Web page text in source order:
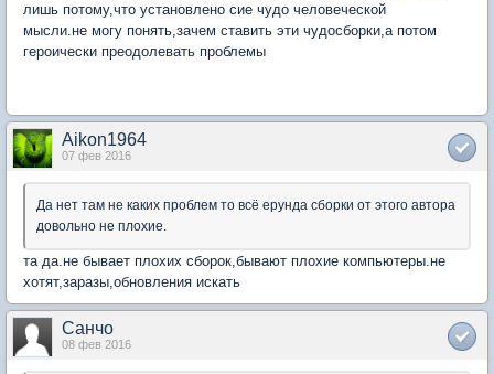
лишь потому,что установлено сие чудо человеческой
мысли.не могу понять,зачем ставить эти чудосборки,а потом
героически преодолевать проблемы
Aikon1964
07 фев 2016
Да нет там не каких проблем то всё ерунда сборки от этого автора
довольно не плохие.
та да.не бывает плохих сборок,бывают плохие компьютеры.не
хотят,заразы,обновления искать
Санчо
08 фев 2016